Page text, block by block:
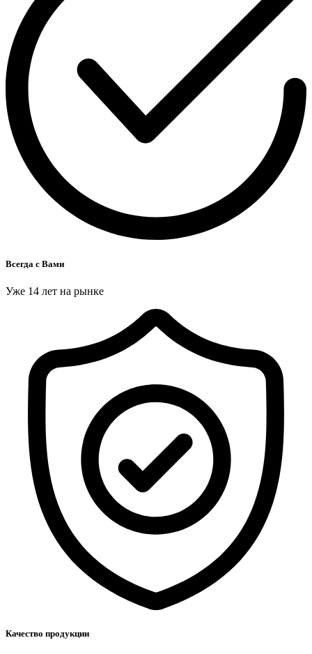
Всегда с Вами
Уже 14 лет на рынке
Качество продукции